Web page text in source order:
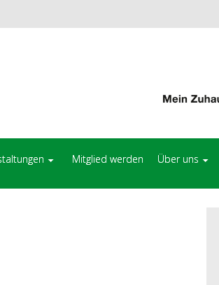
Mitglied werden Über uns